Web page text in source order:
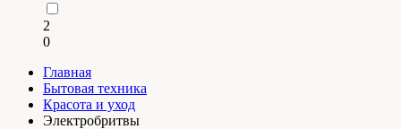
2
0
Главная
Бытовая техника
Красота и уход
Электробритвы